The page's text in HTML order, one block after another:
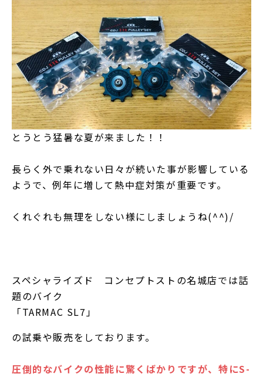
とうとう猛暑な夏が来ました！！
長らく外で乗れない日々が続いた事が影響している
ようで、例年に増して熱中症対策が重要です。
くれぐれも無理をしない様にしましょうね(^^)/
スペシャライズド コンセプトストの名城店では話
題のバイク
「TARMAC SL7」
の試乗や販売をしております。
圧倒的なバイクの性能に驚くばかりですが、特にS-